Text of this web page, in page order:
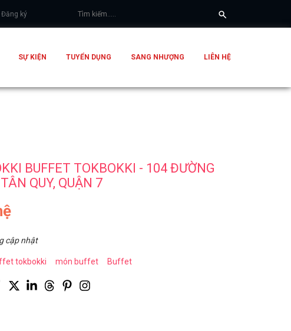
Đăng ký
SỰ KIỆN TUYỂN DỤNG SANG NHƯỢNG LIÊN HỆ
BUFFET TOKBOKKI - 104 ĐƯỜNG
QUY, QUẬN 7
cập nhật
tokbokki món buffet Buffet